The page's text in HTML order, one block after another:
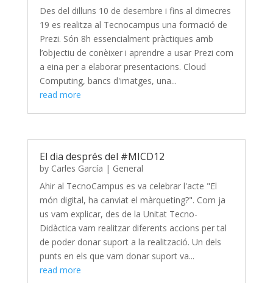
Des del dilluns 10 de desembre i fins al dimecres
19 es realitza al Tecnocampus una formació de
Prezi. Són 8h essencialment pràctiques amb
l’objectiu de conèixer i aprendre a usar Prezi com
a eina per a elaborar presentacions. Cloud
Computing, bancs d'imatges, una...
read more
El dia després del #MICD12
by Carles García | General
Ahir al TecnoCampus es va celebrar l'acte "El
món digital, ha canviat el màrqueting?". Com ja
us vam explicar, des de la Unitat Tecno-
Didàctica vam realitzar diferents accions per tal
de poder donar suport a la realització. Un dels
punts en els que vam donar suport va...
read more